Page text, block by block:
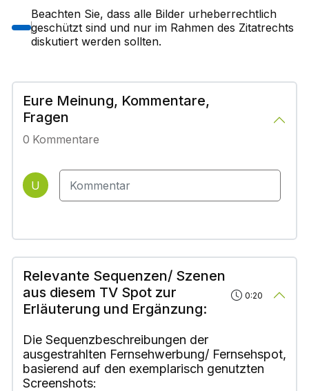
Beachten Sie, dass alle Bilder urheberrechtlich
geschützt sind und nur im Rahmen des Zitatrechts
diskutiert werden sollten.
Eure Meinung, Kommentare,
Fragen
0 Kommentare
U
Relevante Sequenzen/ Szenen
aus diesem TV Spot zur
Erläuterung und Ergänzung:
0:20
Die Sequenzbeschreibungen der
ausgestrahlten Fernsehwerbung/ Fernsehspot,
basierend auf den exemplarisch genutzten
Screenshots: